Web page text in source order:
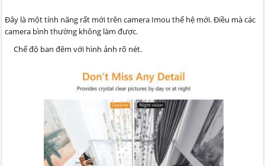
Đây là một tính năng rất mới trên camera Imou thế hệ mới. Điều mà các
camera bình thường không làm được.
Chế độ ban đêm với hình ảnh rõ nét.